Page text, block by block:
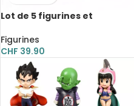
Lot de 5 figurines et
dessin animé
Figurines
CHF 39.90